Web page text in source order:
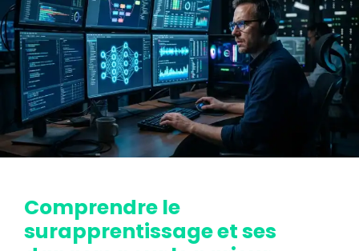
Comprendre le
surapprentissage et ses